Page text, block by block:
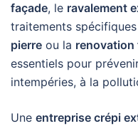
façade, le ravalement
traitements
pierre ou la renovation
essentiels pour
intempéries, à la
Une entreprise crépi